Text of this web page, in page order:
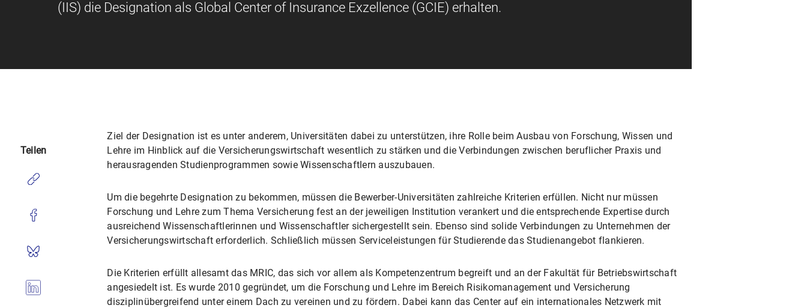
(IIS) die Designation als Global Center of Insurance Exzellence (GCIE) erhalten.
Ziel der Designation ist es unter anderem, Universitäten dabei zu unterstützen, ihre Rolle beim Ausbau von Forschung, Wissen und
Lehre im Hinblick auf die Versicherungswirtschaft wesentlich zu stärken und die Verbindungen zwischen beruflicher Praxis und
herausragenden Studienprogrammen sowie Wissenschaftlern auszubauen.
Um die begehrte Designation zu bekommen, müssen die Bewerber-Universitäten zahlreiche Kriterien erfüllen. Nicht nur müssen
Forschung und Lehre zum Thema Versicherung fest an der jeweiligen Institution verankert und die entsprechende Expertise durch
ausreichend Wissenschaftlerinnen und Wissenschaftler sichergestellt sein. Ebenso sind solide Verbindungen zu Unternehmen der
Versicherungswirtschaft erforderlich. Schließlich müssen Serviceleistungen für Studierende das Studienangebot flankieren.
Die Kriterien erfüllt allesamt das MRIC, das sich vor allem als Kompetenzentrum begreift und an der Fakultät für Betriebswirtschaft
angesiedelt ist. Es wurde 2010 gegründet, um die Forschung und Lehre im Bereich Risikomanagement und Versicherung
disziplinübergreifend unter einem Dach zu vereinen und zu fördern. Dabei kann das Center auf ein internationales Netzwerk mit
Teilen